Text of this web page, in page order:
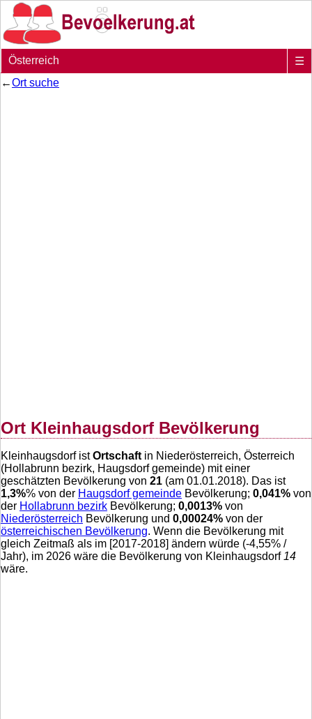
Österreich
☰
←Ort suche
Ort Kleinhaugsdorf Bevölkerung
Kleinhaugsdorf istOrtschaft in Niederösterreich, Österreich
(Hollabrunn bezirk, Haugsdorf gemeinde) mit einer
geschätzten Bevölkerung von 21 (am 01.01.2018). Das ist
1,3%% von der Haugsdorf gemeinde Bevölkerung; 0,041% von
der Hollabrunn bezirk Bevölkerung; 0,0013% von
Niederösterreich Bevölkerung und 0,00024% von der
österreichischen Bevölkerung. Wenn die Bevölkerung mit
gleich Zeitmaß als im [2017-2018] ändern würde (-4,55% /
Jahr), im 2026 wäre die Bevölkerung von Kleinhaugsdorf 14
wäre.